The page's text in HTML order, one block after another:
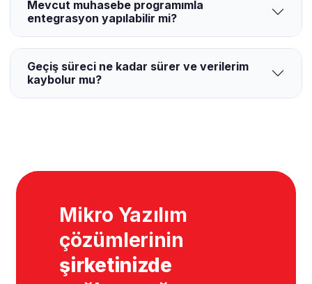
Mevcut muhasebe programımla
entegrasyon yapılabilir mi?
Geçiş süreci ne kadar sürer ve verilerim
kaybolur mu?
Mikro Yazılım
çözümlerinin
şirketinizde